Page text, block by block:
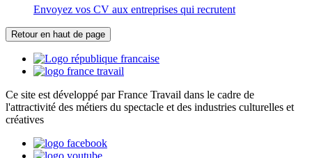
Envoyez vos CV aux entreprises qui recrutent
Retour en haut de page
Ce site est développé par France Travail dans le cadre de
l'attractivité des métiers du spectacle et des industries culturelles et
créatives